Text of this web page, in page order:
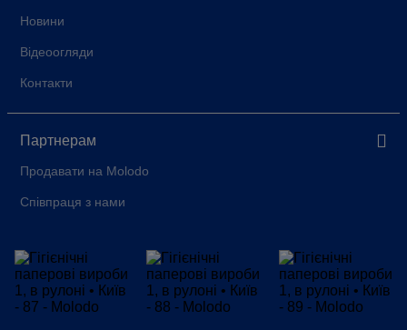
Новини
Відеоогляди
Контакти
Партнерам
Продавати на Molodo
Співпраця з нами